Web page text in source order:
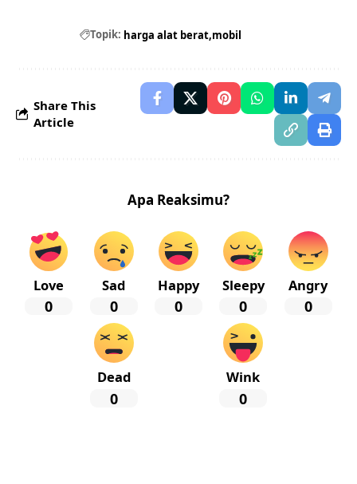
Topik: harga alat berat mobil
Share This
Article
Apa Reaksimu?
Love
0
Sad
0
Happy
0
Sleepy
0
Angry
0
Dead
0
Wink
0